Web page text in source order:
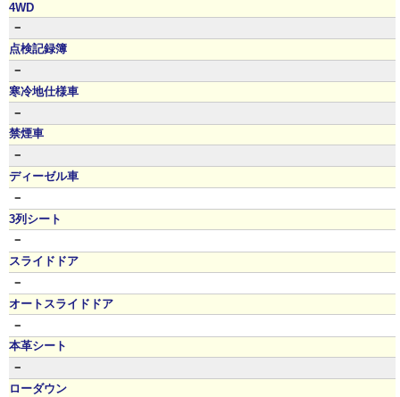
4WD
－
点検記録簿
－
寒冷地仕様車
－
禁煙車
－
ディーゼル車
－
3列シート
－
スライドドア
－
オートスライドドア
－
本革シート
－
ローダウン